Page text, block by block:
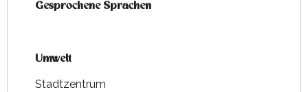
Gesprochene Sprachen
Gesprochene Sprachen
Umwelt
Umwelt
Stadtzentrum